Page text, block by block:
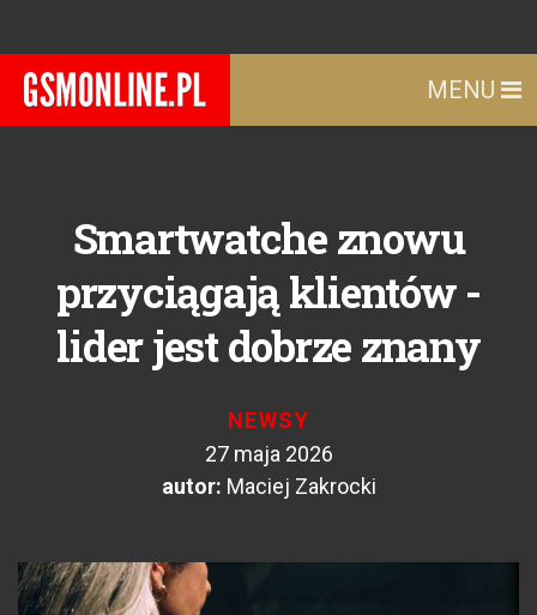
MENU
Smartwatche znowu
przyciągają klientów -
lider jest dobrze znany
NEWSY
27 maja 2026
autor: Maciej Zakrocki